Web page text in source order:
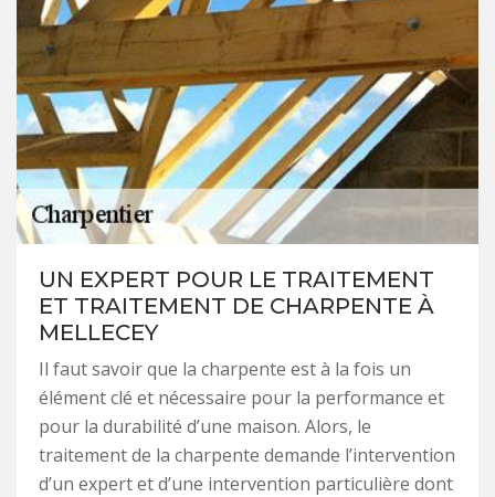
UN EXPERT POUR LE TRAITEMENT
ET TRAITEMENT DE CHARPENTE À
MELLECEY
Il faut savoir que la charpente est à la fois un
élément clé et nécessaire pour la performance et
pour la durabilité d’une maison. Alors, le
traitement de la charpente demande l’intervention
d’un expert et d’une intervention particulière dont